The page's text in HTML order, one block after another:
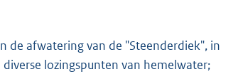
de afwatering van de "Steenderdiek", in
lozingspunten van hemelwater;